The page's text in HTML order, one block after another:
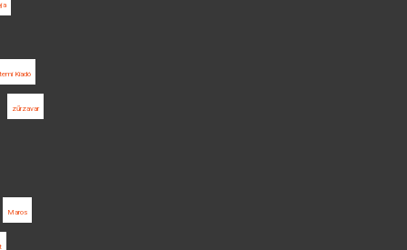
Kiadó
zűrzavar
Maros